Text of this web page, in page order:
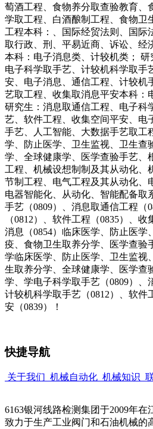
萄酒工程、食物养分取查验教育、
学取工程、白酒酿制工程、食物卫
工程本科：、国际经贸法则、国际
取行政、刑、平易近商、诉讼、经
本科：电子消息类、计较机类； 研
电子科学取手艺、计较机科学取手
安、电子消息、通信工程、计较机
艺取工程、收集取消息平安本科：
研究生：消息取通信工程、电子科
艺、软件工程、收集空间平安、电
手艺、人工智能、大数据手艺取工
学、防止医学、卫生监视、卫生查
学、全球健康学、医学查验手艺、
工程、机械设想制制及其从动化、
节制工程、电气工程及其从动化、
电器智能化、从动化、智能配备取
手艺（0809）、消息取通信工程（
（0812）、软件工程（0835）、
消息（0854）临床医学、防止医学
疫、食物卫生取养分学、医学查验
学临床医学、防止医学、卫生监视
生取养分学、全球健康学、医学查
学、学电子科学取手艺（0809）、
计较机科学取手艺（0812）、软件
安（0839）！
快捷导航
关于我们 机械自动化 机械知识
6163银河线路检测集团于2009年
致力于生产工业阀门和石油机械的